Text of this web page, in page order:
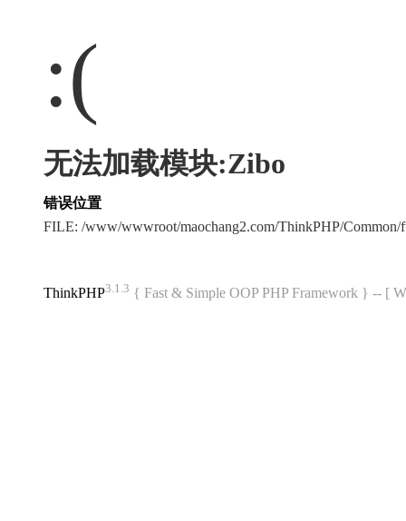
:(
无法加载模块:Zibo
错误位置
FILE: /www/wwwroot/maochang2.com/ThinkPHP/
ThinkPHP3.1.3 { Fast & Simple OOP PHP Framework } -- [